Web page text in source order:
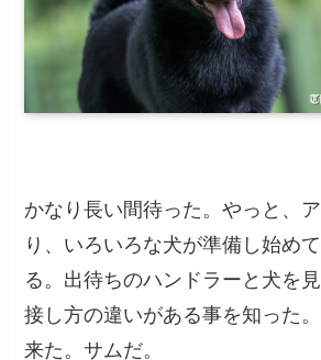
かなり長い間待った。やっと、
り、いろいろな犬が準備し始め
る。出待ちのハンドラーと犬を
接し方の違いがある事を知った。
来た。サムだ。